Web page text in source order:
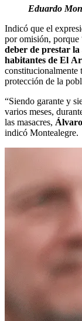
Eduardo
Indicó que el
por omisión, porque
deber de prestar
habitantes de El
constitucionalmente
protección de la
“Siendo garante y
varios meses,
las masacres,
indicó Montealegre.